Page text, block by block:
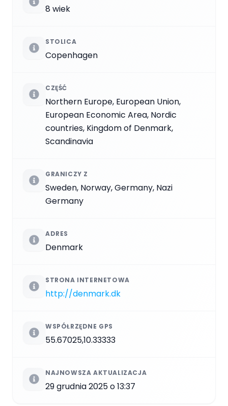
8 wiek
STOLICA
Copenhagen
CZĘŚĆ
Northern Europe, European Union,
European Economic Area, Nordic
countries, Kingdom of Denmark,
Scandinavia
GRANICZY Z
Sweden, Norway, Germany, Nazi
Germany
ADRES
Denmark
STRONA INTERNETOWA
http://denmark.dk
WSPÓŁRZĘDNE GPS
55.67025,10.33333
NAJNOWSZA AKTUALIZACJA
29 grudnia 2025 o 13:37